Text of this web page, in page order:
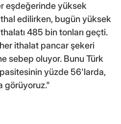
eşdeğerinde yüksek
edilirken, bugün yüksek
485 bin tonları geçti.
ithalat pancar şekeri
sebep oluyor. Bunu Türk
yüzde 56'larda,
görüyoruz."